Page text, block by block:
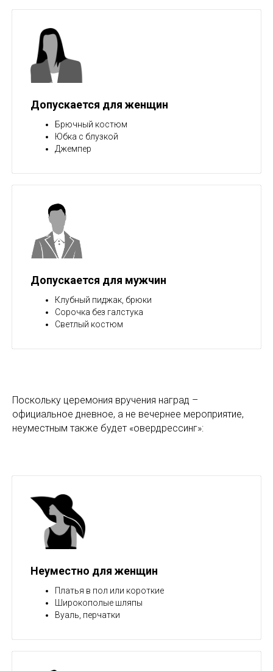
Допускается для женщин
Брючный костюм
Юбка с блузкой
Джемпер
Допускается для мужчин
Клубный пиджак, брюки
Сорочка без галстука
Светлый костюм
Поскольку церемония вручения наград –
официальное дневное, а не вечернее мероприятие,
неуместным также будет «овердрессинг»:
Неуместно для женщин
Платья в пол или короткие
Широкополые шляпы
Вуаль, перчатки